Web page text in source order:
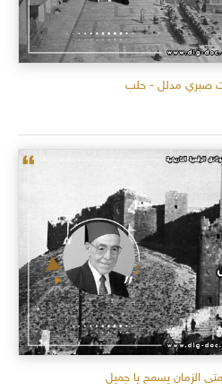
صبري مدلل - حلب
الزمان يسمح يا جميل